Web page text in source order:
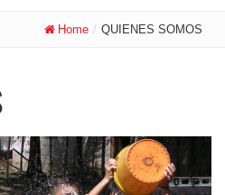
Home / QUIENES SOMOS